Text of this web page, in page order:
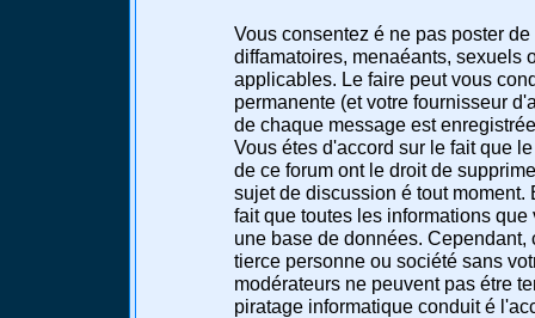
Vous consentez é ne pas poster
diffamatoires, menaéants, sexuels
applicables. Le faire peut vous
permanente (et votre fournisseur
de chaque message est
Vous étes d'accord sur le fait que
de ce forum ont le droit de
sujet de discussion é tout
fait que toutes les informations
une base de données.
tierce personne ou société sans
modérateurs ne peuvent pas étre
piratage informatique conduit é